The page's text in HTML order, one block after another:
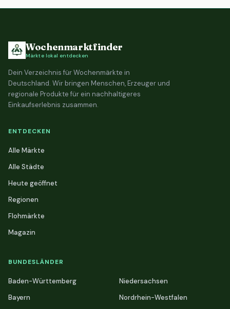
Wochenmarktfinder
Märkte lokal entdecken
Dein Verzeichnis für Wochenmärkte in
Deutschland. Wir bringen Menschen, Erzeuger und
regionale Produkte für ein nachhaltigeres
Einkaufserlebnis zusammen.
ENTDECKEN
Alle Märkte
Alle Städte
Heute geöffnet
Regionen
Flohmärkte
Magazin
BUNDESLÄNDER
Baden-Württemberg
Bayern
Niedersachsen
Nordrhein-Westfalen